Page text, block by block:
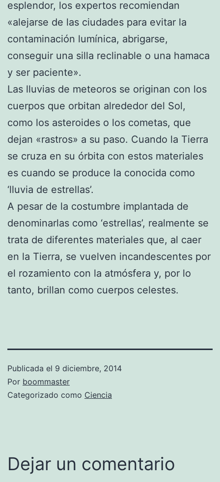
esplendor, los expertos recomiendan
«alejarse de las ciudades para evitar la
contaminación lumínica, abrigarse,
conseguir una silla reclinable o una hamaca
y ser paciente».
Las lluvias de meteoros se originan con los
cuerpos que orbitan alrededor del Sol,
como los asteroides o los cometas, que
dejan «rastros» a su paso. Cuando la Tierra
se cruza en su órbita con estos materiales
es cuando se produce la conocida como
‘lluvia de estrellas’.
A pesar de la costumbre implantada de
denominarlas como ‘estrellas’, realmente se
trata de diferentes materiales que, al caer
en la Tierra, se vuelven incandescentes por
el rozamiento con la atmósfera y, por lo
tanto, brillan como cuerpos celestes.
Publicada el 9 diciembre, 2014
Por boommaster
Categorizado como Ciencia
Dejar un comentario